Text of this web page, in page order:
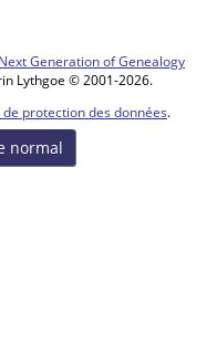
Generation of Genealogy
Lythgoe © 2001-2026.
protection des données.
normal